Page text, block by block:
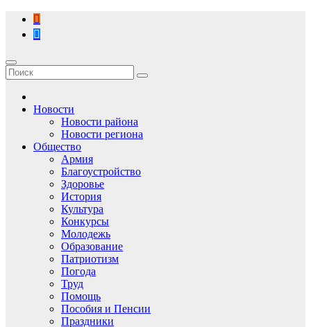
Перейти
содержимому
Новости
Новости района
Новости региона
Общество
Армия
Благоустройство
Здоровье
История
Культура
Конкурсы
Молодежь
Образование
Патриотизм
Погода
Труд
Помощь
Пособия и Пенсии
Праздники